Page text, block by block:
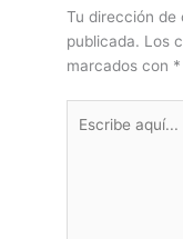
Tu dirección de
publicada. Los
marcados con *
aquí...